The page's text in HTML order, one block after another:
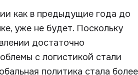
как в предыдущие года до
уже не будет. Поскольку
достаточно
с логистикой стали
политика стала более